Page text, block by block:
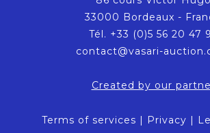
33000 Bordeaux -
Tél. +33 (0)5 56 20 47
contact@vasari-
Created by our
Terms of services | Privacy |